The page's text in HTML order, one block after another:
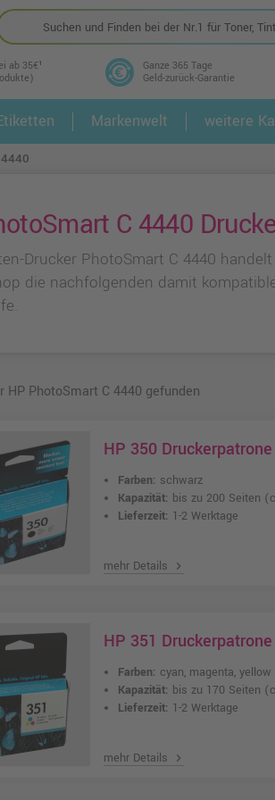
ab 35€¹
Ganze 365 Tage
Geld-zurück-Garantie
2.
Markenwelt weitere
C 4440
Drucker PhotoSmart C 4440
die nachfolgenden damit
HP PhotoSmart C 4440 gefunden
HP 350
Farben: schwarz
Kapazität: bis zu 200 Seiten
Lieferzeit: 1-2 Werktage
mehr Details chevron_right
HP 351
Farben: cyan, magenta, yellow
Kapazität: bis zu 170 Seiten
Lieferzeit: 1-2 Werktage
mehr Details chevron_right